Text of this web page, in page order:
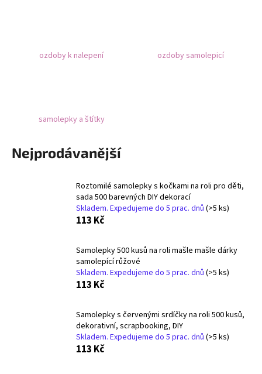
ozdoby k nalepení ozdoby samolepicí
samolepky a štítky
Nejprodávanější
Roztomilé samolepky s kočkami na roli pro děti,
sada 500 barevných DIY dekorací
Skladem. Expedujeme do 5 prac. dnů (>5 ks)
113 Kč
Samolepky 500 kusů na roli mašle mašle dárky
samolepící růžové
Skladem. Expedujeme do 5 prac. dnů (>5 ks)
113 Kč
Samolepky s červenými srdíčky na roli 500 kusů,
dekorativní, scrapbooking, DIY
Skladem. Expedujeme do 5 prac. dnů (>5 ks)
113 Kč